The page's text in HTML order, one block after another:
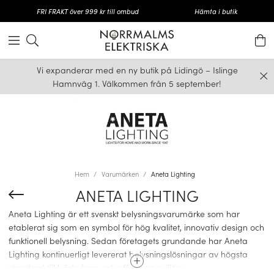
FRI FRAKT över 999 kr till ombud Hämta i butik
Vi expanderar med en ny butik på Lidingö – Islinge
Hamnväg 1. Välkommen från 5 september!
Hem Varumärken Aneta Lighting
ANETA LIGHTING
Aneta Lighting är ett svenskt belysningsvarumärke som har
etablerat sig som en symbol för hög kvalitet, innovativ design och
funktionell belysning. Sedan företagets grundande har Aneta
Lighting kontinuerligt levererat belysningslösningar av högsta
standard till både hem och offentliga miljöer.